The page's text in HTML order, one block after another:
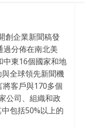
創企業新聞稿發
過分佈在南北美
中東16個國家和地
全球領先新聞機
客戶與170多個
公司、組織和政
包括50%以上的